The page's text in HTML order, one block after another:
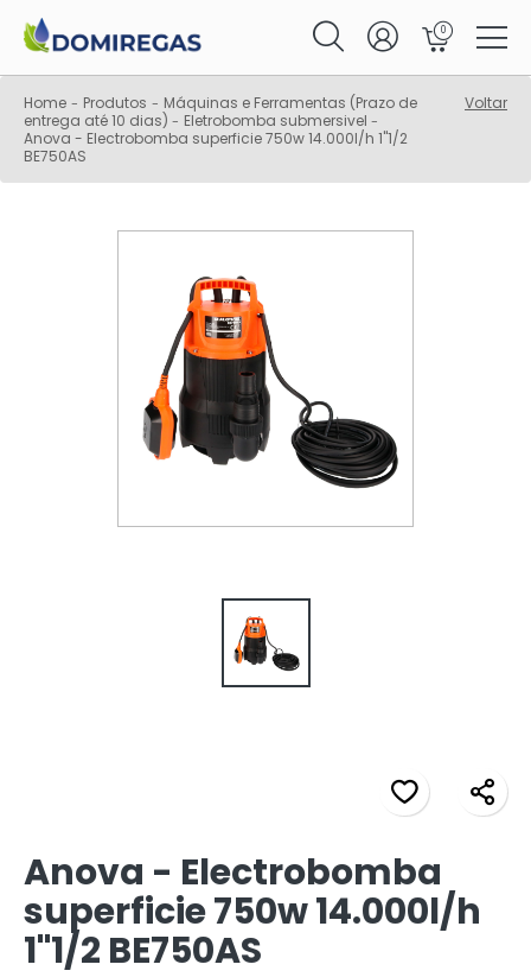
0
Home - Produtos - Máquinas e Ferramentas (Prazo de
entrega até 10 dias) - Eletrobomba submersivel -
Anova - Electrobomba superficie 750w 14.000l/h 1"1/2
BE750AS
Voltar
Anova - Electrobomba
superficie 750w 14.000l/h
1"1/2 BE750AS